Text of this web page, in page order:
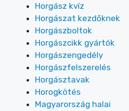
Horgász kvíz
Horgászat kezdőknek
Horgászboltok
Horgászcikk gyártók
Horgászengedély
Horgászfelszerelés
Horgásztavak
Horogkötés
Magyarország halai